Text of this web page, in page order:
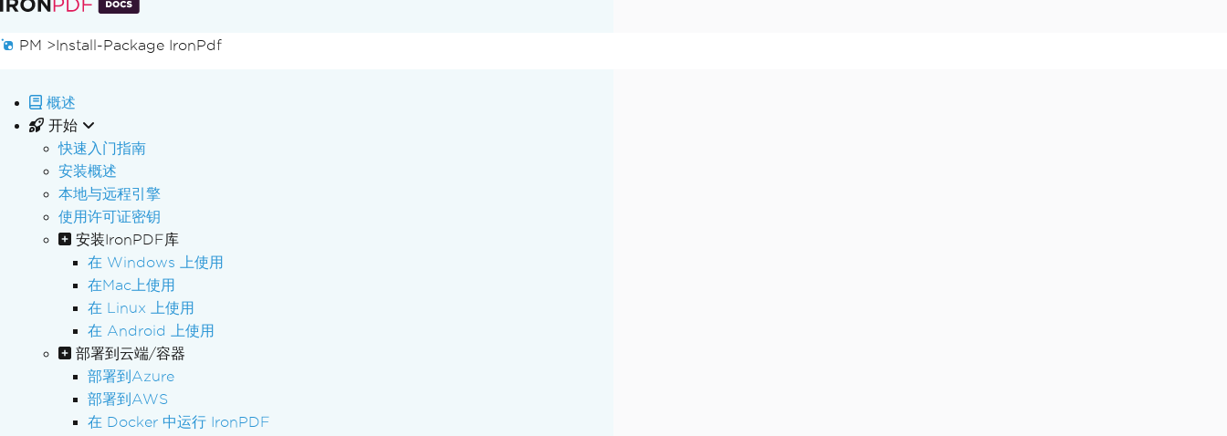
PM >Install-Package IronPdf
概述
开始
快速入门指南
安装概述
本地与远程引擎
使用许可证密钥
安装IronPDF库
在 Windows 上使用
在Mac上使用
在 Linux 上使用
在 Android 上使用
部署到云端/容器
部署到Azure
部署到AWS
在 Docker 中运行 IronPDF